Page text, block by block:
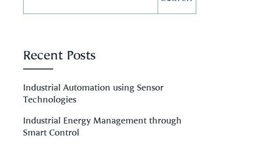
Recent Posts
Industrial Automation using Sensor
Technologies
Industrial Energy Management through
Smart Control